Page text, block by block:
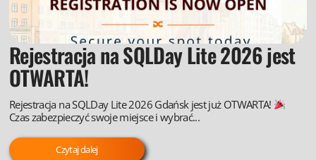
Rejestracja na SQLDay Lite 2026 jest
OTWARTA!
Rejestracja na SQLDay Lite 2026 Gdańsk jest już OTWARTA!
Czas zabezpieczyć swoje miejsce i wybrać...
Czytaj dalej